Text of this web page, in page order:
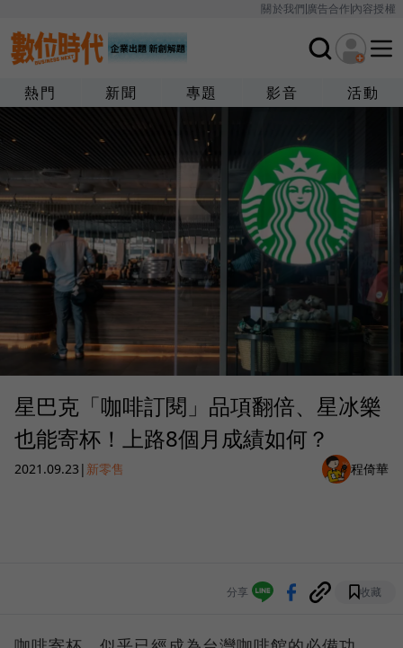
關於我們廣告合作內容授權
熱門 新聞 專題 影音 活動
星巴克「咖啡訂閱」品項翻倍、星冰樂
也能寄杯！上路8個月成績如何？
2021.09.23 | 新零售 程倚華
分享 收藏